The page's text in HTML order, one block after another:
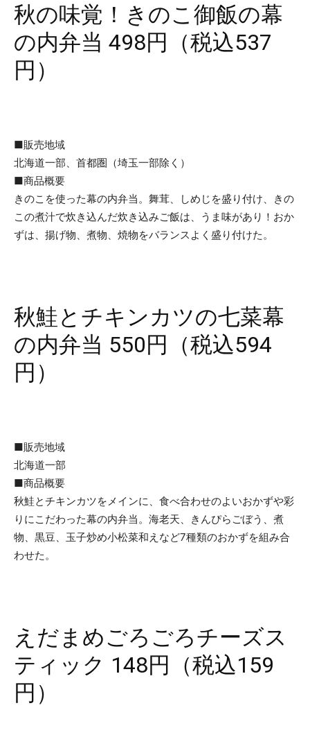
秋の味覚！きのこ御飯の幕
の内弁当 498円（税込537
円）
■販売地域
北海道一部、首都圏（埼玉一部除く）
■商品概要
きのこを使った幕の内弁当。舞茸、しめじを盛り付け、きの
この煮汁で炊き込んだ炊き込みご飯は、うま味があり！おか
ずは、揚げ物、煮物、焼物をバランスよく盛り付けた。
秋鮭とチキンカツの七菜幕
の内弁当 550円（税込594
円）
■販売地域
北海道一部
■商品概要
秋鮭とチキンカツをメインに、食べ合わせのよいおかずや彩
りにこだわった幕の内弁当。海老天、きんぴらごぼう、煮
物、黒豆、玉子炒め小松菜和えなど7種類のおかずを組み合
わせた。
えだまめごろごろチーズス
ティック 148円（税込159
円）